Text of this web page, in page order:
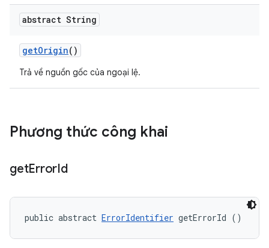
abstract String
getOrigin()
Trả về nguồn gốc của ngoại lệ.
Phương thức công khai
getErrorId
public abstract ErrorIdentifier getErrorId ()